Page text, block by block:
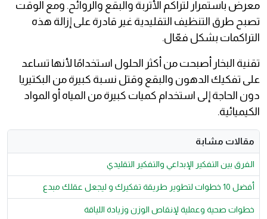
معرض باستمرار لتراكم الأتربة والبقع والروائح. ومع الوقت
تصبح طرق التنظيف التقليدية غير قادرة على إزالة هذه
التراكمات بشكل فعّال.
تقنية البخار أصبحت من أكثر الحلول استخدامًا لأنها تساعد
على تفكيك الدهون والبقع وقتل نسبة كبيرة من البكتيريا
دون الحاجة إلى استخدام كميات كبيرة من المياه أو المواد
الكيميائية.
مقالات مشابة
الفرق بين التفكير الإبداعي والتفكير التقليدي
أفضل 10 خطوات لتطوير طريقة تفكيرك و ليجعل عقلك مبدع
​خطوات صحية وعملية لإنقاص الوزن وزيادة اللياقة